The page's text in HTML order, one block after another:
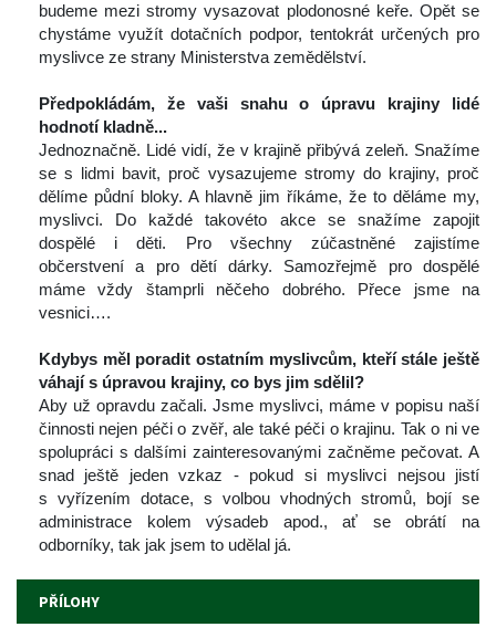
budeme mezi stromy vysazovat plodonosné keře. Opět se
chystáme využít dotačních podpor, tentokrát určených pro
myslivce ze strany Ministerstva zemědělství.
Předpokládám, že vaši snahu o úpravu krajiny lidé
hodnotí kladně...
Jednoznačně. Lidé vidí, že v krajině přibývá zeleň. Snažíme
e s lidmi bavit, proč vysazujeme stromy do krajiny, proč
dělíme půdní bloky. A hlavně jim říkáme, že to děláme my,
myslivci. Do každé takovéto akce se snažíme zapojit
dospělé i děti. Pro všechny zúčastněné zajistíme
občerstvení a pro dětí dárky. Samozřejmě pro dospělé
máme vždy štamprli něčeho dobrého. Přece jsme na
vesnici….
Kdybys měl poradit ostatním myslivcům, kteří stále ještě
váhají s úpravou krajiny, co bys jim sdě lil?
Aby už opravdu začali. Jsme myslivci, máme v popisu naší
činnosti nejen péči o zvěř, ale také péči o krajinu. Tak o ni ve
polupráci s dalšími zainteresovanými začněme pečovat. A
nad ještě jeden vzkaz - pokud si myslivci nejsou jistí
vyřízením dotace, s volbou vhodných stromů, bojí se
administrace kolem výsadeb apod., ať se obrátí na
odborníky, tak jak jsem to udělal já.
PŘÍLOHY